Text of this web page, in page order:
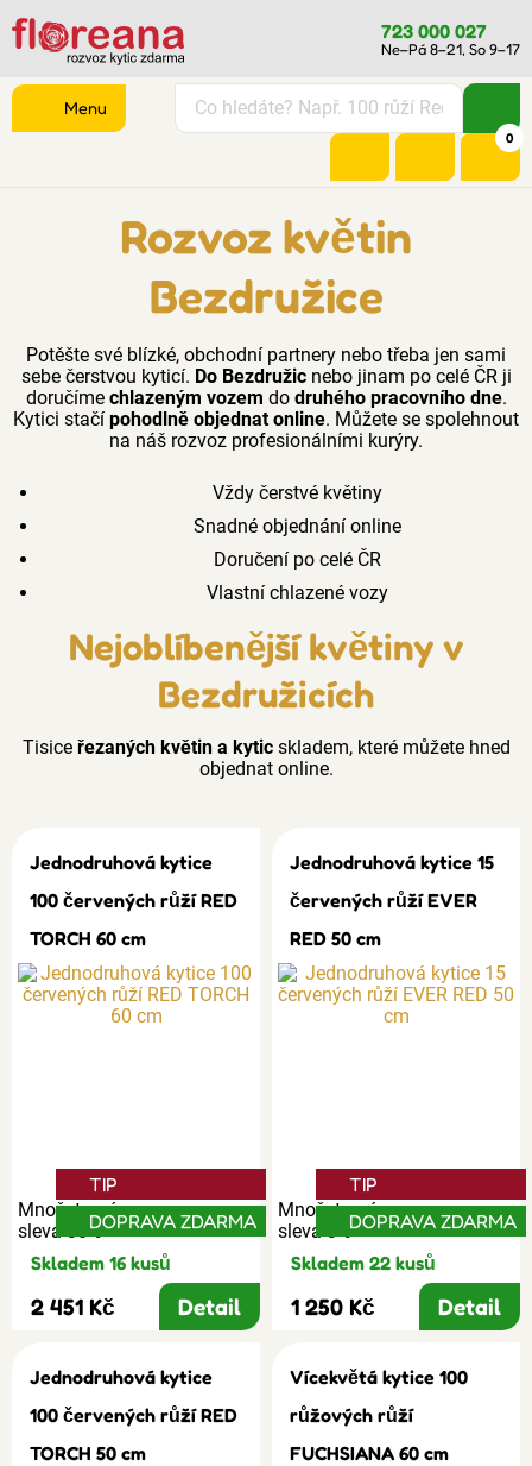
723 000 027
Ne–Pá 8–21, So 9–17
0
Menu
Rozvoz květin
Bezdružice
Potěšte své blízké, obchodní partnery nebo třeba jen sami
sebe čerstvou kyticí. Do Bezdružicnebo jinam po celé ČR ji
doručíme chlazeným vozem do druhého pracovního dne.
Kytici stačí pohodlně objednat online. Můžete se spolehnout
na náš rozvoz profesionálními kurýry.
Vždy čerstvé květiny
Snadné objednání online
Doručení po celé ČR
Vlastní chlazené vozy
Nejoblíbenější květiny v
Bezdružicích
Tisice řezaných květin a kyticskladem, které můžete hned
objednat online.
Jednodruhová kytice
100 červených růží RED
TORCH 60 cm
Množstevní
sleva 30%
TIP
DOPRAVA ZDARMA
Skladem 16 kusů
2 451 Kč Detail
Jednodruhová kytice 15
červených růží EVER
RED 50 cm
Množstevní
sleva 3%
TIP
DOPRAVA ZDARMA
Skladem 22 kusů
1 250 Kč Detail
Jednodruhová kytice
100 červených růží RED
TORCH 50 cm
Vícekvětá kytice 100
růžových růží
FUCHSIANA 60 cm